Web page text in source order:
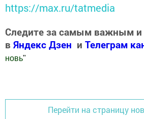
https://max.ru/tatmedia
Следите за самым важным
в Яндекс Дзен и Телеграм
новь"
Перейти на страницу